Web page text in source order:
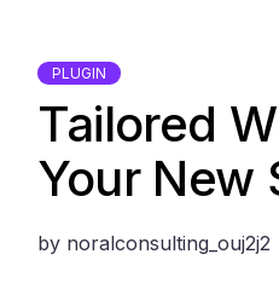
PLUGIN
Tailored
Your New
by noralconsulting_ouj2j2